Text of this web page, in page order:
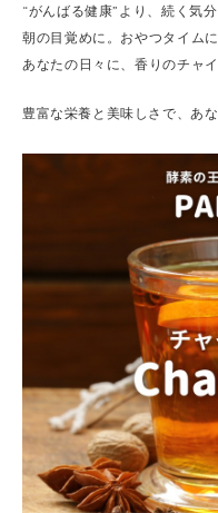
“がんばる健康”より、続く気分
朝の目覚めに。おやつタイム
あなたの日々に、香りのチャ
豊富な栄養と美味しさで、あ